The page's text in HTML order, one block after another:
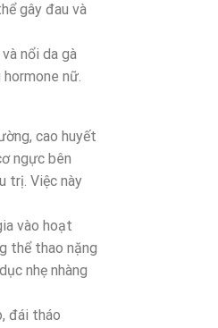
gây đau và
nổi da gà
nữ.
cao huyết
ngực bên
trị. Việc này
vào hoạt
thể thao nặng
nhẹ nhàng
đái tháo